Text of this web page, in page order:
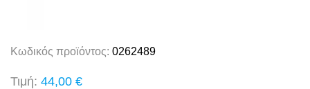
Κωδικός προϊόντος: 0262489
Τιμή: 44,00 €